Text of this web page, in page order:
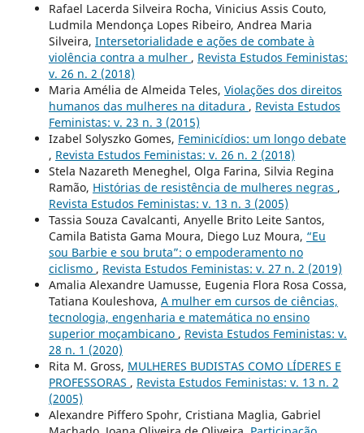
Rafael Lacerda Silveira Rocha, Vinicius Assis Couto,
Ludmila Mendonça Lopes Ribeiro, Andrea Maria
Silveira, Intersetorialidade e ações de combate à
violência contra a mulher , Revista Estudos Feministas:
v. 26 n. 2 (2018)
Maria Amélia de Almeida Teles, Violações dos direitos
humanos das mulheres na ditadura , Revista Estudos
Feministas: v. 23 n. 3 (2015)
Izabel Solyszko Gomes, Feminicídios: um longo debate
, Revista Estudos Feministas: v. 26 n. 2 (2018)
Stela Nazareth Meneghel, Olga Farina, Silvia Regina
Ramão, Histórias de resistência de mulheres negras ,
Revista Estudos Feministas: v. 13 n. 3 (2005)
Tassia Souza Cavalcanti, Anyelle Brito Leite Santos,
Camila Batista Gama Moura, Diego Luz Moura, “Eu
sou Barbie e sou bruta”: o empoderamento no
ciclismo , Revista Estudos Feministas: v. 27 n. 2 (2019)
Amalia Alexandre Uamusse, Eugenia Flora Rosa Cossa,
Tatiana Kouleshova, A mulher em cursos de ciências,
tecnologia, engenharia e matemática no ensino
superior moçambicano , Revista Estudos Feministas: v.
28 n. 1 (2020)
Rita M. Gross, MULHERES BUDISTAS COMO LÍDERES E
PROFESSORAS , Revista Estudos Feministas: v. 13 n. 2
(2005)
Alexandre Piffero Spohr, Cristiana Maglia, Gabriel